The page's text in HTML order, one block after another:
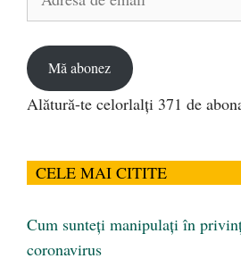
Mă abonez
Alătură-te celorlalți 371 de
CELE MAI CITITE
Cum sunteți manipulați în
coronavirus